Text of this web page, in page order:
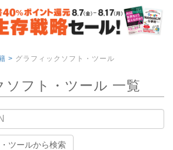
> グラフィックソフト・ツール
ソフト・ツール 一覧
ツールから検索